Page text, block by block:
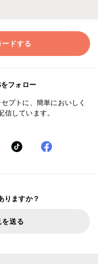
ドする
フォロー
プトに、簡単においしく
しています。
りますか？
送る